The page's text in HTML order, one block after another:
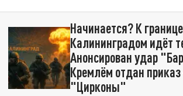
Начинается? К
Калининградом идёт
Анонсирован удар
Кремлём отдан приказ
"Цирконы"